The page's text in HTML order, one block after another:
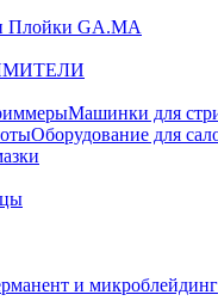
Плойки GA.MA
Машинки для
Оборудование для
и микроблейдинг